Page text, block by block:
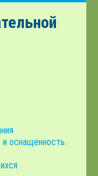
и оснащенность.